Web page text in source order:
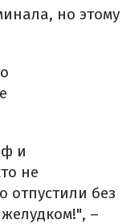
но этому
и
не
отпустили без
–